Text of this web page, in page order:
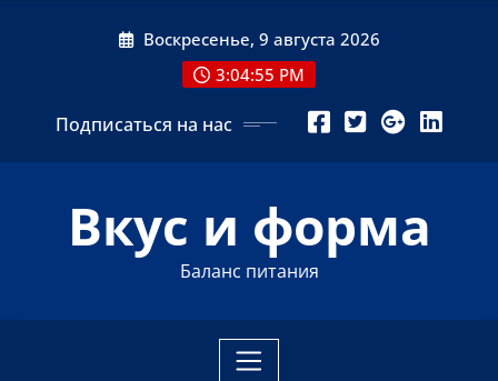
Воскресенье, 9 августа 2026
3:04:56 PM
Подписаться на нас
Вкус и форма
Баланс питания